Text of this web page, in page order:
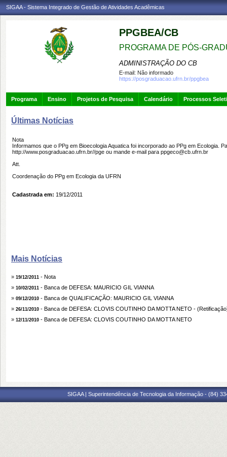
SIGAA - Sistema Integrado de Gestão de Atividades Acadêmicas
PPGBEA/CB
PROGRAMA DE PÓS-
ADMINISTRAÇÃO DO CB
E-mail: Não informado
https://posgraduacao.ufrn.br/ppgbea
Programa Ensino Projetos de Pesquisa Calendário Processos
Últimas Notícias
Nota
Informamos que o PPg em Bioecologia Aquatica foi incorporado ao PPg em
http://www.posgraduacao.ufrn.br//pge ou mande e-mail para ppgeco@cb.ufrn.br
Att.
Coordenação do PPg em Ecologia da UFRN
Cadastrada em: 19/12/2011
Mais Notícias
» 19/12/2011 - Nota
» 10/02/2011 - Banca de DEFESA: MAURICIO GIL VIANNA
» 09/12/2010 - Banca de QUALIFICAÇÃO: MAURICIO GIL VIANNA
» 26/11/2010 - Banca de DEFESA: CLOVIS COUTINHO DA MOTTA NETO -
» 12/11/2010 - Banca de DEFESA: CLOVIS COUTINHO DA MOTTA NETO
SIGAA | Superintendência de Tecnologia da Informação - (84)